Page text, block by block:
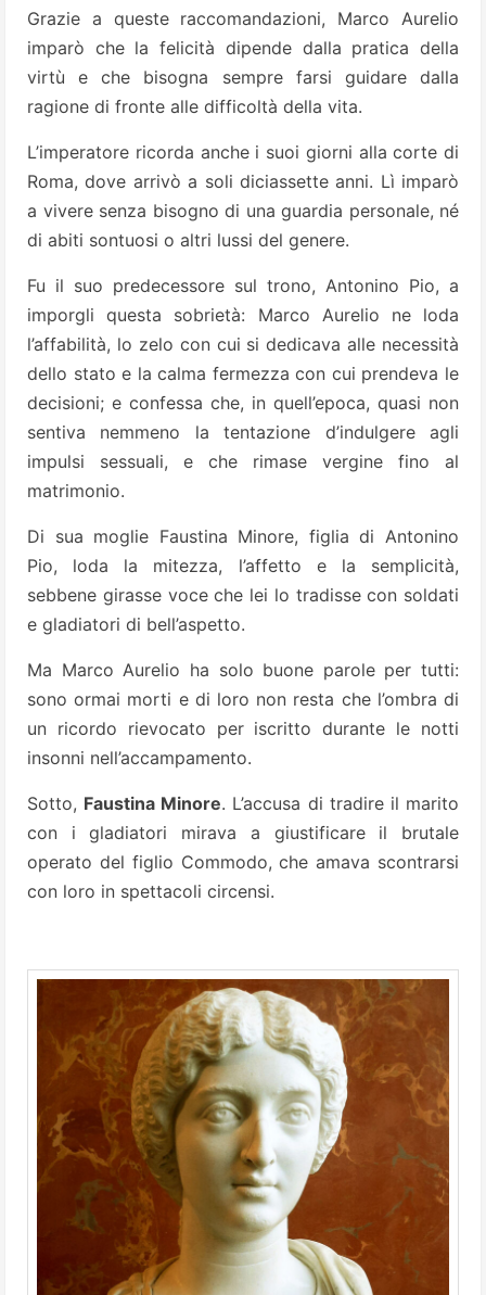
Grazie a queste raccomandazioni, Marco Aurelio
imparò che la felicità dipende dalla pratica della
virtù e che bisogna sempre farsi guidare dalla
ragione di fronte alle difficoltà della vita.
L’imperatore ricorda anche i suoi giorni alla corte di
Roma, dove arrivò a soli diciassette anni. Lì imparò
a vivere senza bisogno di una guardia personale, né
di abiti sontuosi o altri lussi del genere.
Fu il suo predecessore sul trono, Antonino Pio, a
imporgli questa sobrietà: Marco Aurelio ne loda
l’affabilità, lo zelo con cui si dedicava alle necessità
dello stato e la calma fermezza con cui prendeva le
decisioni; e confessa che, in quell’epoca, quasi non
sentiva nemmeno la tentazione d’indulgere agli
impulsi sessuali, e che rimase vergine fino al
matrimonio.
Di sua moglie Faustina Minore, figlia di Antonino
Pio, loda la mitezza, l’affetto e la semplicità,
sebbene girasse voce che lei lo tradisse con soldati
e gladiatori di bell’aspetto.
Ma Marco Aurelio ha solo buone parole per tutti:
sono ormai morti e di loro non resta che l’ombra di
un ricordo rievocato per iscritto durante le notti
insonni nell’accampamento.
Sotto, Faustina Minore. L’accusa di tradire il marito
con i gladiatori mirava a giustificare il brutale
operato del figlio Commodo, che amava scontrarsi
con loro in spettacoli circensi.